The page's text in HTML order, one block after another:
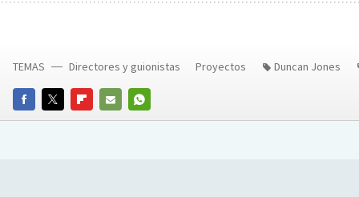
FACEBOOKTWITTERFLIPBOARD
E-
WHATSAPP
TEMAS Directores y guionistas Proyectos Duncan Jones